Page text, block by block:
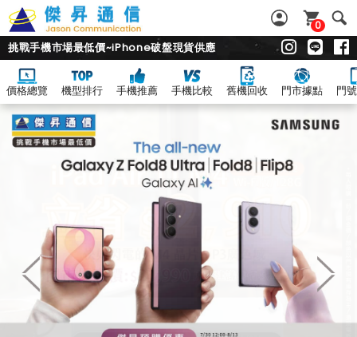
0
挑戰手機市場最低價~iPhone破盤現貨供應
價格總覽 機型排行 手機推薦 手機比較 舊機回收 門市據點 門